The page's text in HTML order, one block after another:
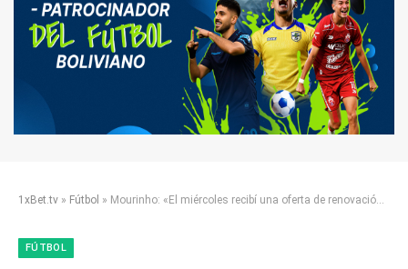
1xBet.tv » Fútbol » Mourinho: «El miércoles recibí una oferta de renovación, pero no quiero verla hasta el domingo»
FÚTBOL